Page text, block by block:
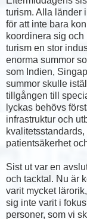
turism. Alla länder
för att inte bara
koordinera sig och
turism en stor
enorma summor
som Indien,
summor skulle
tillgången till
lyckas behövs
infrastruktur och
patientsäkerhet
Sist ut var en
och tacktal. Nu är
varit mycket
sig inte varit i
personer, som vi